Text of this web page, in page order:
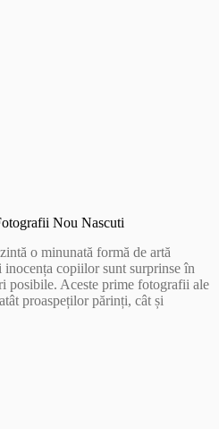
Nou Nascuti
o minunată formă de artă
copiilor sunt surprinse în
posibile. Aceste prime fotografii ale
proaspeților părinți, cât și